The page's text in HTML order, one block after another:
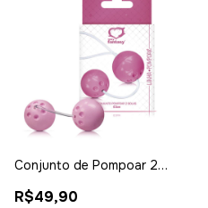
Conjunto de Pompoar 2
R$49,90